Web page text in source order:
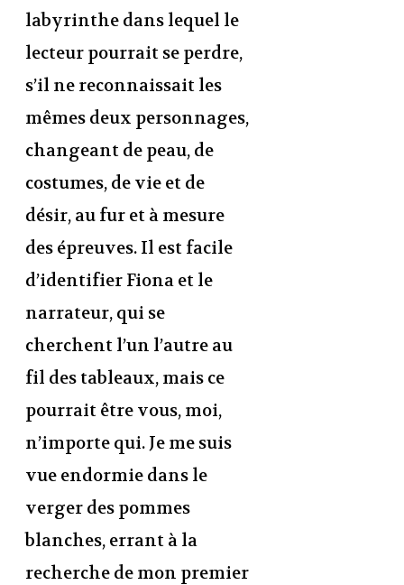
labyrinthe dans lequel le
lecteur pourrait se perdre,
s’il ne reconnaissait les
mêmes deux personnages,
changeant de peau, de
costumes, de vie et de
désir, au fur et à mesure
des épreuves. Il est facile
d’identifier Fiona et le
narrateur, qui se
cherchent l’un l’autre au
fil des tableaux, mais ce
pourrait être vous, moi,
n’importe qui. Je me suis
vue endormie dans le
verger des pommes
blanches, errant à la
recherche de mon premier